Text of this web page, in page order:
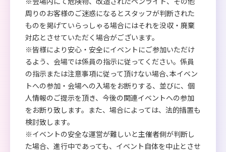
周りのお客様のご迷惑になるとスタッフが判断された
ものを掲げていらっしゃる場合にはそれを没収・廃棄
対応とさせていただく場合がございます。
※皆様により安心・安全にイベントにご参加いただけ
るよう、会場では係員の指示に従ってください。係員
の指示または注意事項に従って頂けない場合､本イベン
トへの参加・会場への入場をお断りする、並びに、個
人情報のご提示を頂き、今後の関連イベントへの参加
をお断り致します。また、場合によっては、法的措置も
検討致します。
※イベントの安全な運営が難しいと主催者側が判断し
た場合、進行中であっても、イベント自体を中止とさせ